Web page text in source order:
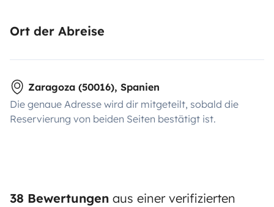
Ort der Abreise
Zaragoza (50016), Spanien
Die genaue Adresse wird dir mitgeteilt, sobald die
Reservierung von beiden Seiten bestätigt ist.
38 Bewertungen aus einer verifizierten